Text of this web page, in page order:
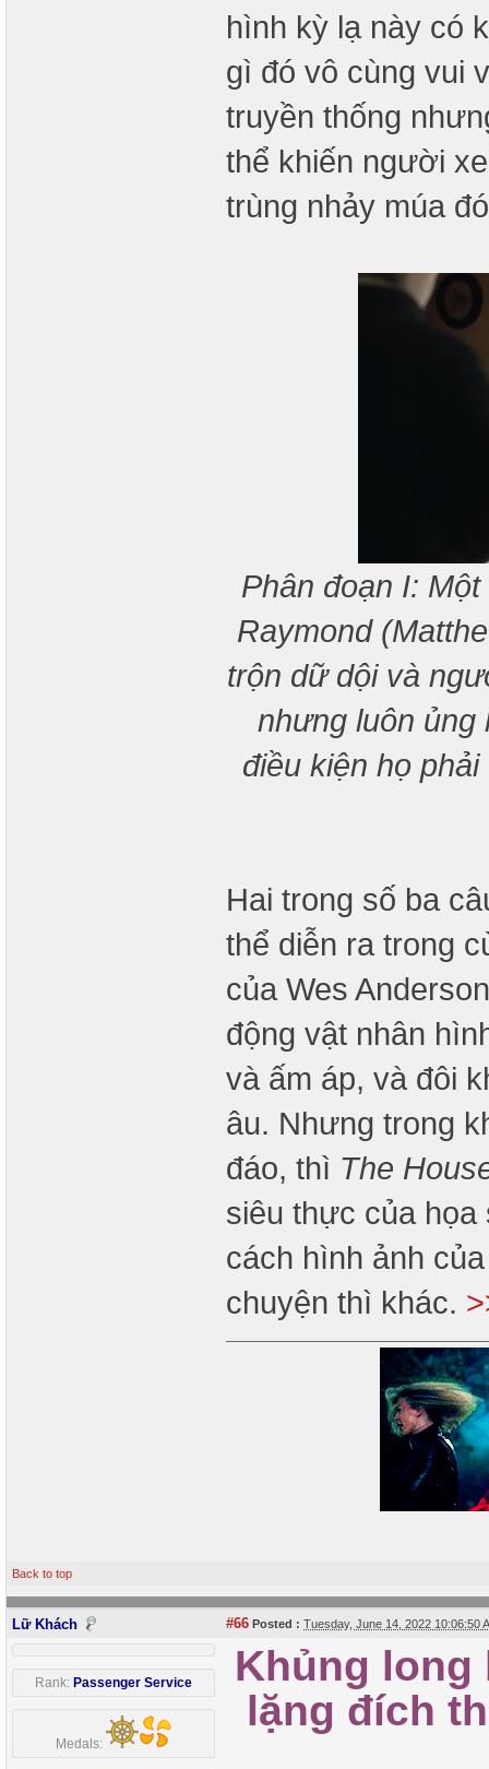
hình kỳ lạ này có
gì đó vô cùng vui
truyền thống
thể khiến người
trùng nhảy múa
Phân đoạn I:
Raymond
trộn dữ dội và
nhưng luôn ủng
điều kiện họ
Hai trong số ba
thể diễn ra trong
của Wes
động vật nhân
và ấm áp, và đôi
âu. Nhưng trong
đáo, thì The
siêu thực của
cách hình ảnh
chuyện thì khác.
Back to top
Lữ Khách #66 Posted : Tuesday, June 14, 2022 10:06:50
Rank: Passenger Service
Medals:
Khủng long
lặng đích